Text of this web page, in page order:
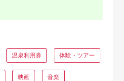
温泉利用券 体験・ツアー
映画 音楽